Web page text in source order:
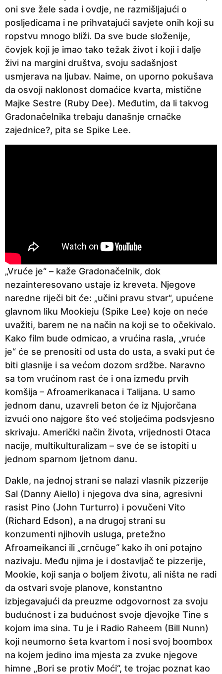
oni sve žele sada i ovdje, ne razmišljajući o
posljedicama i ne prihvatajući savjete onih koji su
ropstvu mnogo bliži. Da sve bude složenije,
čovjek koji je imao tako težak život i koji i dalje
živi na margini društva, svoju sadašnjost
usmjerava na ljubav. Naime, on uporno pokušava
da osvoji naklonost domaćice kvarta, mistične
Majke Sestre (Ruby Dee). Međutim, da li takvog
Gradonačelnika trebaju današnje crnačke
zajednice?, pita se Spike Lee.
„Vruće je“ – kaže Gradonačelnik, dok
nezainteresovano ustaje iz kreveta. Njegove
naredne riječi bit će: „učini pravu stvar“, upućene
glavnom liku Mookieju (Spike Lee) koje on neće
uvažiti, barem ne na način na koji se to očekivalo.
Kako film bude odmicao, a vrućina rasla, „vruće
je“ će se prenositi od usta do usta, a svaki put će
biti glasnije i sa većom dozom srdžbe. Naravno
sa tom vrućinom rast će i ona između prvih
komšija – Afroamerikanaca i Talijana. U samo
jednom danu, uzavreli beton će iz Njujorčana
izvući ono najgore što već stoljećima podsvjesno
skrivaju. Američki način života, vrijednosti Otaca
nacije, multikulturalizam – sve će se istopiti u
jednom sparnom ljetnom danu.
Dakle, na jednoj strani se nalazi vlasnik pizzerije
Sal (Danny Aiello) i njegova dva sina, agresivni
rasist Pino (John Turturro) i povučeni Vito
(Richard Edson), a na drugoj strani su
konzumenti njihovih usluga, pretežno
Afroameikanci ili „crnčuge“ kako ih oni potajno
nazivaju. Među njima je i dostavljač te pizzerije,
Mookie, koji sanja o boljem životu, ali ništa ne radi
da ostvari svoje planove, konstantno
izbjegavajući da preuzme odgovornost za svoju
budućnost i za budućnost svoje djevojke Tine s
kojom ima sina. Tu je i Radio Raheem (Bill Nunn)
koji neumorno šeta kvartom i nosi svoj boombox
na kojem jedino ima mjesta za zvuke njegove
himne „Bori se protiv Moći“, te trojac poznat kao